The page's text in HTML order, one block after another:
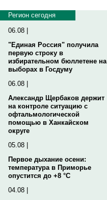
Регион сегодня
06.08 |
"Единая Россия" получила
первую строку в
избирательном бюллетене на
выборах в Госдуму
06.08 |
Александр Щербаков держит
на контроле ситуацию с
офтальмологической
помощью в Ханкайском
округе
05.08 |
Первое дыхание осени:
температура в Приморье
опустится до +8 °C
04.08 |